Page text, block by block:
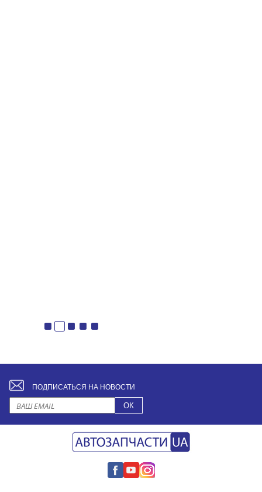
ПОДПИСАТЬСЯ НА НОВОСТИ